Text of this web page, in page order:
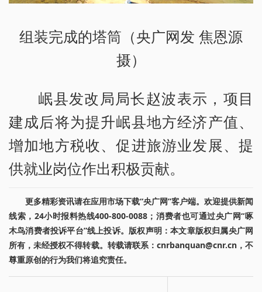
组装完成的塔筒（央广网发 焦恩源
摄）
岷县发改局局长赵波表示，项目
建成后将为提升岷县地方经济产值、
增加地方税收、促进旅游业发展、提
供就业岗位作出积极贡献。
更多精彩资讯请在应用市场下载“央广网”客户端。欢迎提供新闻
线索，24小时报料热线400-800-0088；消费者也可通过央广网“啄
木鸟消费者投诉平台”线上投诉。版权声明：本文章版权归属央广网
所有，未经授权不得转载。转载请联系：cnrbanquan@cnr.cn，不
尊重原创的行为我们将追究责任。